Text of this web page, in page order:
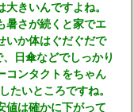
きいんですよね。
暑さが続くと家でエ
いか体はぐだぐだで
日傘などでしっかり
コンタクトをちゃん
たいところですね。
値は確かに下がって